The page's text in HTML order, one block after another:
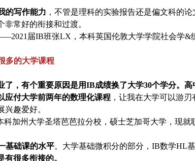
的写作能力 ，不管是理科的实验报告还是偏文科的论
常好的衔接和过渡。
届IB班张LX，本科英国伦敦大学学院社会学&
多的大学课程
了，有个重要原因是用IB成绩换了大学30个学分。
应付大学前两年的数理化课程 ，让我在大学可以游刃
趣爱好。
加州大学圣塔芭芭拉分校，硕士芝加哥大学，现就
基础课的水平。大学基础微积分的部分，IB数学HL
有很多衔接的。